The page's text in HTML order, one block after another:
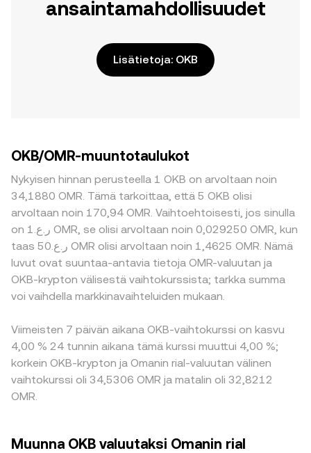
ansaintamahdollisuudet
Lisätietoja: OKB
OKB/OMR-muuntotaulukot
Nykyisen hinnan perusteella 1 OKB on arvoltaan noin
34,1880 OMR. Tämä tarkoittaa, että 5 OKB olisi
arvoltaan noin 170,94 OMR. Vaihtoehtoisesti, jos sinulla
on ر.ع.1 OMR, se olisi arvoltaan noin 0,029250 OMR, kun
taas ر.ع.50 OMR olisi arvoltaan noin 1,4625 OMR. Nämä
luvut ovat suuntaa-antavia tietoja OMR-valuutan ja
OKB-krypton välisestä vaihtokurssista; tarkka summa
voi vaihdella markkinavaihteluiden mukaan.
Viimeisten 7 päivän aikana OKB-vaihtokurssi on kasvu
4,00 % 24 tunnin aikana tämä kurssi muuttui 4,00 %;
korkein OKB-krypton ja Omanin rial-valuutan välinen
vaihtokurssi oli 34,5306 OMR ja matalin oli 32,8212
OMR.
Muunna OKB valuutaksi Omanin rial